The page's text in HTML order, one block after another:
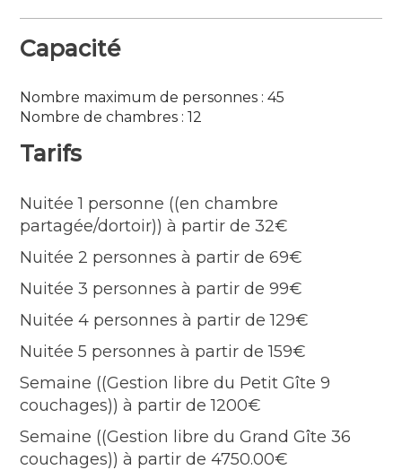
Le Grand Gîte, d’une surface de 384 m²,
chambres de 2 à 9 lits avec sanitaires
privatifs (lavabo, douche et WC) sur 3
niveaux. Dans les espaces communs situés
au rez-de-chaussée se trouvent une salle à
ouverte, poutres et pierres apparentes, le
petit salon avec télévision, une bibliothèque
et ludothèque, ainsi qu’un office équipé. Le
composé de 9 couchages répartis sur 2
niveaux en 3 chambres avec sanitaires
(lavabo, douche et WC) dont une accessible
PMR située au RDC et d’une pièce de vie
avec cuisine ouverte et cheminée. Un jardin
clos et verdoyant de 1000 m2 vous fera
profiter de jolis extérieurs et un abri à vélo
fermé est à votre disposition.
Capacité
Nombre maximum de personnes : 45
Nombre de chambres : 12
Tarifs
Nuitée 1 personne ((en chambre
partagée/dortoir)) à partir de 32€
Nuitée 2 personnes à partir de 69€
Nuitée 3 personnes à partir de 99€
Nuitée 4 personnes à partir de 129€
Nuitée 5 personnes à partir de 159€
Semaine ((Gestion libre du Petit Gîte 9
couchages)) à partir de 1200€
Semaine ((Gestion libre du Grand Gîte 36
couchages)) à partir de 4750.00€